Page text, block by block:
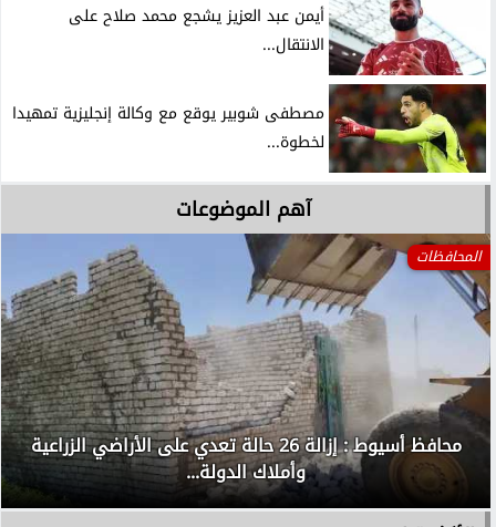
أيمن عبد العزيز يشجع محمد صلاح على
الانتقال...
مصطفى شوبير يوقع مع وكالة إنجليزية تمهيدا
لخطوة...
آهم الموضوعات
المحافظات
محافظ أسيوط : إزالة 26 حالة تعدي على الأراضي الزراعية
وأملاك الدولة...